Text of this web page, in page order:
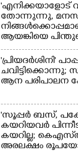
'എനിക്കയാളോട്
തോന്നുന്നു,
ആയങ്കിയെ
'പ്രിയദർശിനി'
ചവിട്ടിക്കൊന്നു;
ആന പരിപാലന
'സൂപ്പർ ബസ്,
കയറിയവർ
കയറില്ല;
അരലക്ഷം